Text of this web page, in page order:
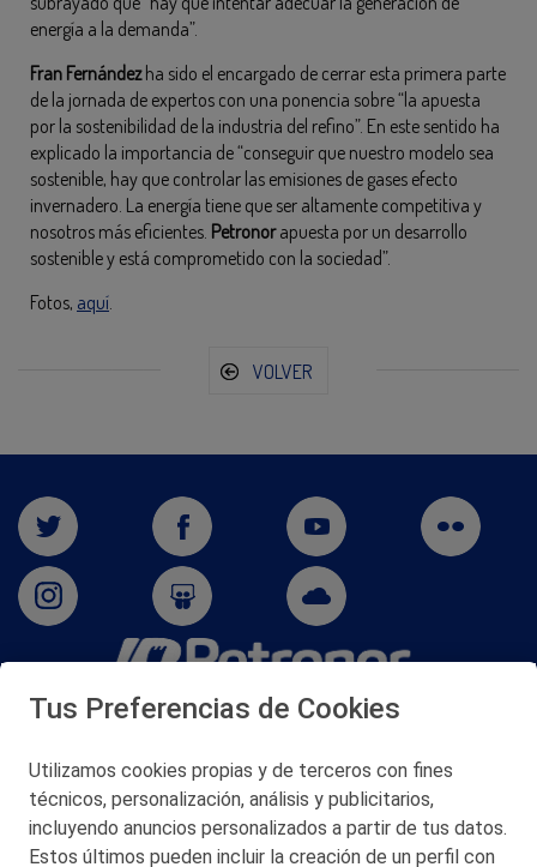
energía a la demanda”.
Fran Fernándezha sido el encargado de cerrar esta primera parte
de la jornada de expertos con una ponencia sobre “la apuesta
por la sostenibilidad de la industria del refino”. En este sentido ha
explicado la importancia de “conseguir que nuestro modelo sea
sostenible, hay que controlar las emisiones de gases efecto
invernadero. La energía tiene que ser altamente competitiva y
nosotros más eficientes. Petronorapuesta por un desarrollo
sostenible y está comprometido con la sociedad”.
Fotos, aquí
VOLVER
San Martín 5-Edificio Muñatones,
© 2026 Petronor S.A.
Tus Preferencias de Cookies
Utilizamos cookies propias y de terceros con fines
técnicos, personalización, análisis y publicitarios,
incluyendo anuncios personalizados a partir de tus datos.
Estos últimos pueden incluir la creación de un perfil con